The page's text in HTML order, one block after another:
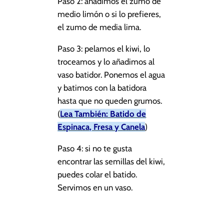
medio limón o si lo prefieres,
el zumo de media lima.
Paso 3: pelamos el kiwi, lo
troceamos y lo añadimos al
vaso batidor. Ponemos el agua
y batimos con la batidora
hasta que no queden grumos.
(Lea También: Batido de
Espinaca, Fresa y Canela)
Paso 4: si no te gusta
encontrar las semillas del kiwi,
puedes colar el batido.
Servimos en un vaso.